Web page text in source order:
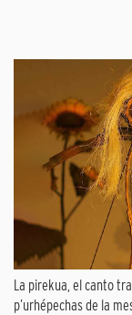
La pirekua, el canto
p’urhépechas de la